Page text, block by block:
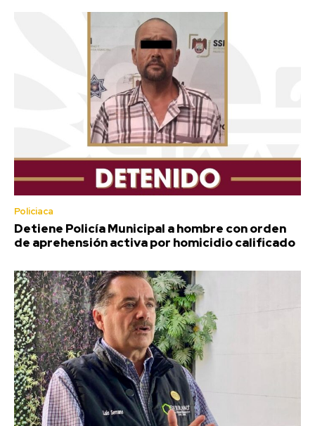
Policiaca
Detiene Policía Municipal a hombre con orden
de aprehensión activa por homicidio calificado